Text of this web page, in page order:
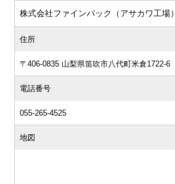
株式会社ファインパック（アサカワ工場）
住所
〒406-0835 山梨県笛吹市八代町米倉1722-6
電話番号
055-265-4525
地図